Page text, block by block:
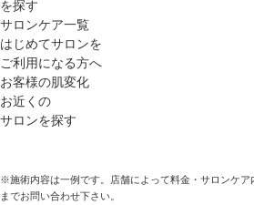
を探す
サロンケア一覧
はじめてサロンを
ご利用になる方へ
お客様の肌変化
お近くの
サロンを探す
※施術内容は一例です。店舗によって料金・サロンケア
までお問い合わせ下さい。